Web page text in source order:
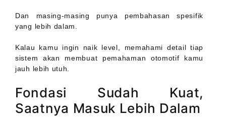
Dan masing-masing punya pembahasan spesifik
yang lebih dalam.
Kalau kamu ingin naik level, memahami detail tiap
sistem akan membuat pemahaman otomotif kamu
jauh lebih utuh.
Fondasi Sudah Kuat,
Saatnya Masuk Lebih Dalam